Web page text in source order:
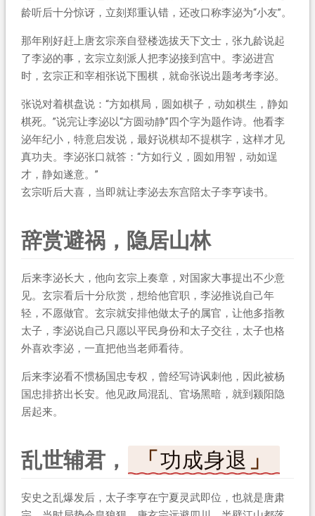
龄听后十分惊讶，立刻郑重认错，还改口称李泌为“小友”。
那年刚好赶上唐玄宗亲自登楼选拔天下文士，张九龄说起
了李泌的事，玄宗立刻派人把李泌接到宫中。李泌进宫
时，玄宗正和宰相张说下围棋，就命张说出题考考李泌。
张说对着棋盘说：“方如棋局，圆如棋子，动如棋生，静如
棋死。”说完让李泌以“方圆动静”四个字为题作诗。他看李
泌年纪小，特意启发说，最好说棋却不提棋字，这样才见
真功夫。李泌张口就答：“方如行义，圆如用智，动如逞
才，静如遂意。”
玄宗听后大喜，当即就让李泌去东宫陪太子李亨读书。
辞赏避祸，隐居山林
后来李泌长大，他向玄宗上奏章，对国家大事提出不少意
见。玄宗看后十分欣赏，想给他官职，李泌推说自己年
轻，不愿做官。玄宗就安排他做太子的属官，让他多指教
太子，李泌说自己只愿以平民身份和太子交往，太子也格
外喜欢李泌，一直把他当老师看待。
后来李泌看不惯杨国忠专权，曾经写诗讽刺他，因此被杨
国忠排挤出长安。他见政局混乱、官场黑暗，就到颍阳隐
居起来。
乱世辅君， 功成身退
安史之乱爆发后，太子李亨在宁夏灵武即位，也就是唐肃